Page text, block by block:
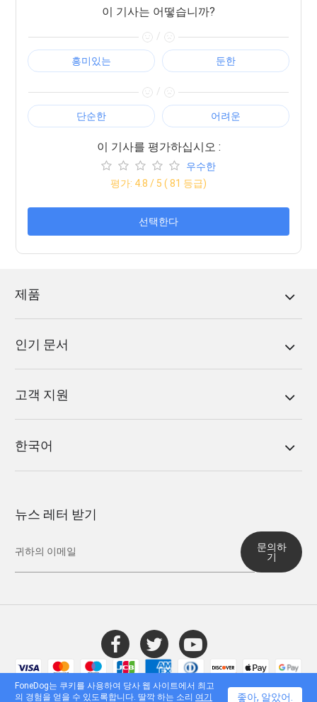
이 기사는 어떻습니까?
/
흥미있는 둔한
/
단순한 어려운
이 기사를 평가하십시오 :
우수한
평가: 4.8 / 5 (81 등급)
선택한다
제품
인기 문서
고객 지원
한국어
뉴스 레터 받기
문의하
기
© 2016 - 2026 FoneDog Technology Limited, 홍콩. 모든 권리 보유.
FoneDog는 쿠키를 사용하여 당사 웹 사이트에서 최고
의 경험을 얻을 수 있도록합니다. 딸깍 하는 소리 여기 좋아, 알았어.